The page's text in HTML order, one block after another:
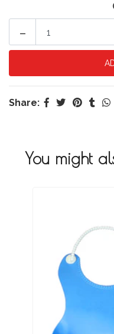
-
Share:
You might